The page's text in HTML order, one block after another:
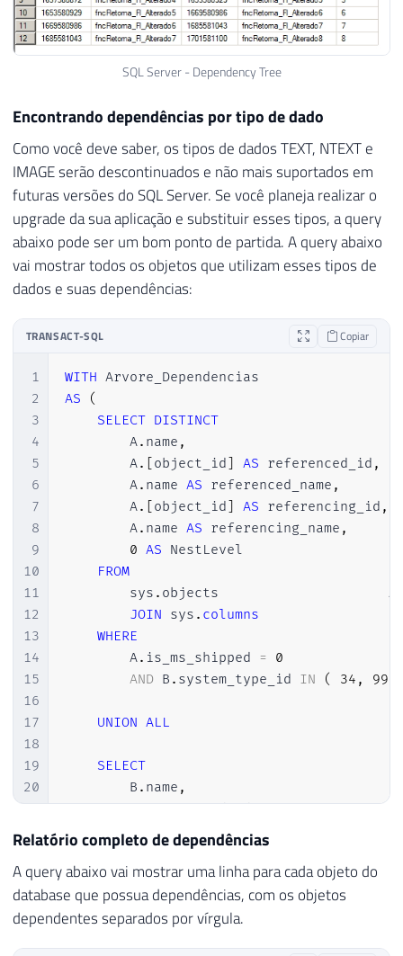
30
31
32
35
37
    referencing_name
,
    NestLevel
FROM
    Arvore_Dependencias
    NestLevel
> 0
ORDER
    NestLevel
SQL Server - Dependency Tree
Encontrando dependências por tipo de dado
Como você deve saber, os tipos de dados TEXT, NTEXT e
IMAGE serão descontinuados e não mais suportados em
futuras versões do SQL Server. Se você planeja realizar o
upgrade da sua aplicação e substituir esses tipos, a query
abaixo pode ser um bom ponto de partida. A query abaixo
vai mostrar todos os objetos que utilizam esses tipos de
dados e suas dependências:
TRANSACT-SQL Copiar
1
2
3
4
5
6
7
8
9
10
11
12
13
14
15
16
17
18
19
20
21
22
23
24
25
26
WITH
AS
(
SELECT DISTINCT
        A
. name ,
        A
. [object_id] AS referenced_id ,
        A
. name AS referenced_name ,
        A
. [object_id] AS referencing_id ,
        A
. name AS referencing_name ,
0 AS NestLevel
FROM
        sys
. objects						A
JOIN sys . columns
WHERE
        A
. is_ms_shipped = 0
AND B . system_type_id IN ( 34 , 99
UNION ALL
SELECT
        B
. name ,
        A
.referenced_id,
OBJECT_NAME
( A referenced_id
        A
. referencing_id,
OBJECT_NAME (A.referencing_id),
        NestLevel
+ 1
FROM
Relatório completo de dependências
A query abaixo vai mostrar uma linha para cada objeto do
database que possua dependências, com os objetos
dependentes separados por vírgula.